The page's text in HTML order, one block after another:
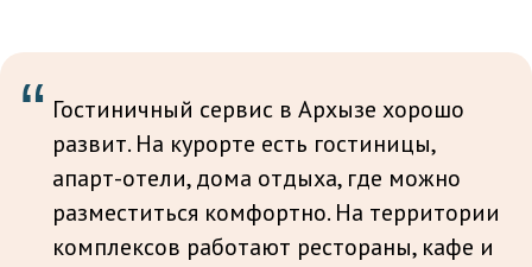
“ Гостиничный сервис в Архызе хорошо
развит. На курорте есть гостиницы,
апарт-отели, дома отдыха, где можно
разместиться комфортно. На территории
комплексов работают рестораны, кафе и